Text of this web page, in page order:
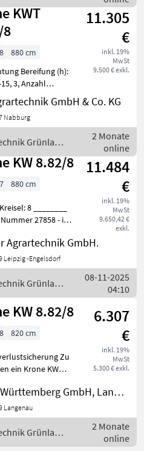
KWT
8
11.305
€
inkl. 19%
MwSt
9.500 € exkl.
880 cm
Bereifung (h):
Anzahl
Gelenkwelle
Z
GmbH & Co. KG
Nabburg
Grünland
2 Monate
online
KW 8.82/8
11.484
€
inkl. 19%
MwSt
9.650,42 €
exkl.
880 cm
8 ________
27858 - in
von
abzugeben
- acht
Pro Kreise
Agrartechnik GmbH.
Leipzig -Engelsdorf
Grünland
08-11-2025
04:10
KW 8.82/8
6.307
€
inkl. 19%
MwSt
5.300 € exkl.
820 cm
Zu
ein Krone KW
Beleuchtung
hydr. Grenzstreu
ohne
(muss gangbar
Claas Württemberg GmbH, Langenau
Langenau
Grünland
2 Monate
online